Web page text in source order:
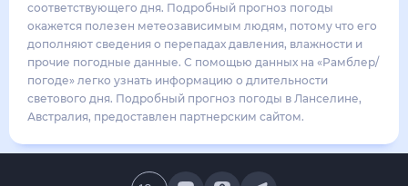
соответствующего дня. Подробный прогноз погоды
окажется полезен метеозависимым людям, потому что его
дополняют сведения о перепадах давления, влажности и
прочие погодные данные. С помощью данных на «Рамблер/
погоде» легко узнать информацию о длительности
светового дня. Подробный прогноз погоды в Ланселине,
Австралия, предоставлен партнерским сайтом.